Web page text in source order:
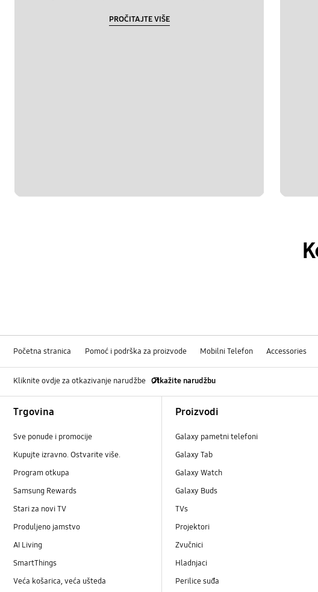
PROČITAJTE VIŠE
Početna stranica Pomoć i podrška za proizvode Mobilni Telefon Accessories
Kliknite ovdje za otkazivanje narudžbe Otkažite narudžbu
Trgovina
Sve ponude i promocije
Kupujte izravno. Ostvarite više.
Program otkupa
Samsung Rewards
Stari za novi TV
Produljeno jamstvo
AI Living
SmartThings
Veća košarica, veća ušteda
Proizvodi
Galaxy pametni telefoni
Galaxy Tab
Galaxy Watch
Galaxy Buds
TVs
Projektori
Zvučnici
Hladnjaci
Perilice suđa